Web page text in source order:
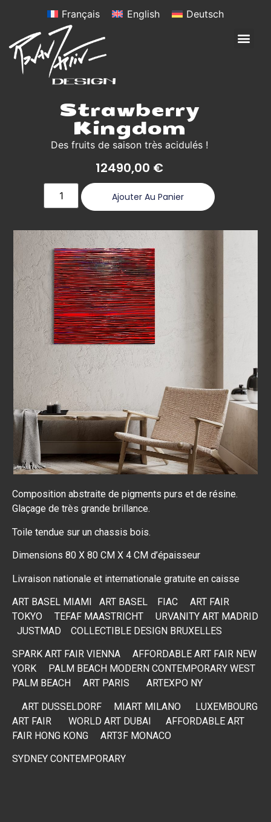
Français English Deutsch
Strawberry
Kingdom
Des fruits de saison très acidulés !
12490,00 €
Ajouter Au Panier
Composition abstraite de pigments purs et de résine.
Glaçage de très grande brillance.
Toile tendue sur un chassis bois.
Dimensions 80 X 80 CM X 4 CM d’épaisseur
Livraison nationale et internationale gratuite en caisse
ART BASEL MIAMI ART BASEL FIAC
ART FAIR
TOKYO
TEFAF MAASTRICHT
URVANITY ART MADRID
JUSTMAD
COLLECTIBLE DESIGN BRUXELLES
SPARK ART FAIR VIENNA
AFFORDABLE ART FAIR NEW
YORK
PALM BEACH MODERN CONTEMPORARY WEST
PALM BEACH
ART PARIS ARTEXPO NY
ART DUSSELDORF MIART MILANO
LUXEMBOURG
ART FAIR
WORLD ART DUBAI
AFFORDABLE ART
FAIR HONG KONG
ART3F MONACO
SYDNEY CONTEMPORARY